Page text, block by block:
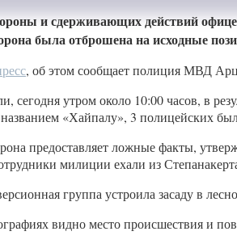
и сдерживающих действий
была отброшена на исходные
, об этом сообщает полиция МВД
сегодня утром около 10:00 часов, в
«Хайпалу», 3 полицейских
предоставляет ложные факты,
милиции ехали из
группа устроила засаду в
видно место происшествия и